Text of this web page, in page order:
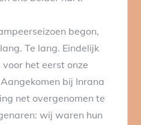
begon,
Te lang. Eindelijk
het eerst onze
bij Inrana
net overgenomen te
wij waren hun